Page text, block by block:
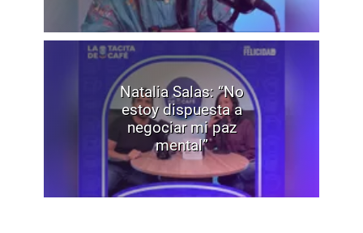
Natalia Salas: “No
estoy dispuesta a
negociar mi paz
mental”